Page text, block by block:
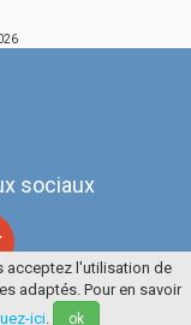
sociaux
acceptez l'utilisation de
adaptés. Pour en savoir
ici ok